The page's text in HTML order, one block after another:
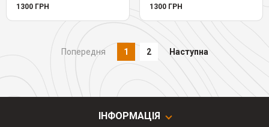
1300 ГРН 1300 ГРН
Попередня 1 2 Наступна
ІНФОРМАЦІЯ